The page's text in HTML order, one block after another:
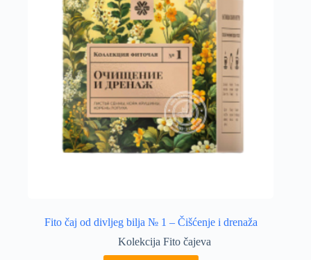
Fito čaj od divljeg bilja № 1 – Čišćenje i drenaža
Kolekcija Fito čajeva